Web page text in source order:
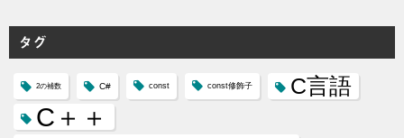
リ
ー
タグ
2の補数 C# const const修飾子 C言語
C＋＋